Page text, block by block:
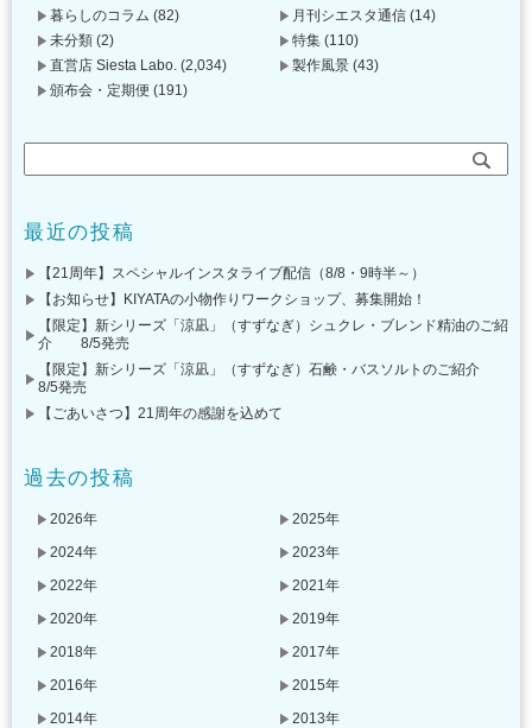
暮らしのコラム (82) 月刊シエスタ通信 (14)
未分類 (2) 特集 (110)
直営店 Siesta Labo. (2,034) 製作風景 (43)
頒布会・定期便 (191)
最近の投稿
【21周年】スペシャルインスタライブ配信（8/8・9時半～）
【お知らせ】KIYATAの小物作りワークショップ、募集開始！
【限定】新シリーズ「涼凪」（すずなぎ）シュクレ・ブレンド精油のご紹
介 8/5発売
【限定】新シリーズ「涼凪」（すずなぎ）石鹸・バスソルトのご紹介
8/5発売
【ごあいさつ】21周年の感謝を込めて
過去の投稿
2026年
2025年
2024年
2023年
2022年
2021年
2020年
2019年
2018年
2017年
2016年
2015年
2014年
2013年